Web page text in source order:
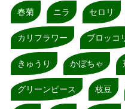
春菊 ニラ セロリ
カリフラワー ブロッコ
きゅうり かぼちゃ
グリーンピース 枝豆